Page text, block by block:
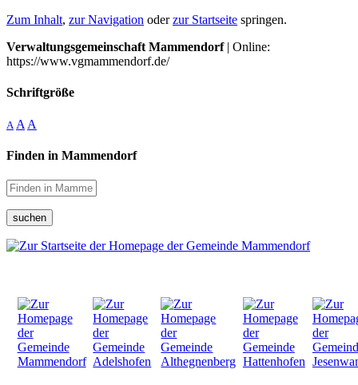
Zum Inhalt, zur Navigation oderzur Startseite springen.
Verwaltungsgemeinschaft Mammendorf| Online:
https://www.vgmammendorf.de/
Schriftgröße
A A A
Finden in Mammendorf
suchen